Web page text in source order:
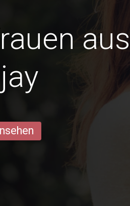
aus